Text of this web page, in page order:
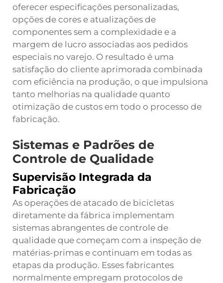
oferecer especificações personalizadas,
opções de cores e atualizações de
componentes sem a complexidade e a
margem de lucro associadas aos pedidos
especiais no varejo. O resultado é uma
satisfação do cliente aprimorada combinada
com eficiência na produção, o que impulsiona
tanto melhorias na qualidade quanto
otimização de custos em todo o processo de
fabricação.
Sistemas e Padrões de
Controle de Qualidade
Supervisão Integrada da
Fabricação
As operações de atacado de bicicletas
diretamente da fábrica implementam
sistemas abrangentes de controle de
qualidade que começam com a inspeção de
matérias-primas e continuam em todas as
etapas da produção. Esses fabricantes
normalmente empregam protocolos de